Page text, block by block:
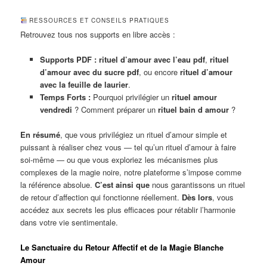
RESSOURCES ET CONSEILS PRATIQUES
Retrouvez tous nos supports en libre accès :
Supports PDF : rituel d’amour avec l’eau pdf, rituel
d’amour avec du sucre pdf, ou encore rituel d’amour
avec la feuille de laurier.
Temps Forts :Pourquoi privilégier un rituel amour
vendredi ? Comment préparer un rituel bain d amour?
En résumé, que vous privilégiez un rituel d’amour simple et
puissant à réaliser chez vous — tel qu’un rituel d’amour à faire
soi-même — ou que vous exploriez les mécanismes plus
complexes de la magie noire, notre plateforme s’impose comme
la référence absolue.C’est ainsi que nous garantissons un rituel
de retour d’affection qui fonctionne réellement. Dès lors, vous
accédez aux secrets les plus efficaces pour rétablir l’harmonie
dans votre vie sentimentale.
Le Sanctuaire du Retour Affectif et de la Magie Blanche
Amour